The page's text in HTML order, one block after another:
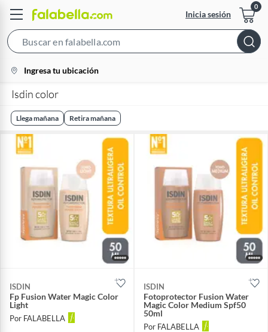
Inicia sesión
Bar
location-
icon
Ingresa tu ubicación
Isdin color
Llega mañana Retira mañana
ISDIN
Fp Fusion Water Magic Color
Light
Por FALABELLA
ISDIN
Fotoprotector Fusion Water
Magic Color Medium Spf50
50ml
Por FALABELLA